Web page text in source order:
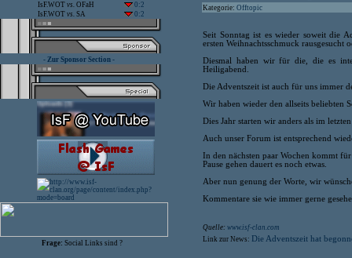
IsF.WOT vs. OFaH
0:2
IsF.WOT vs. SA 0:2
- Zur Sponsor Section -
Frage: Social Links sind ?
Kategorie: Offtopic
Seit Sonntag ist es wieder soweit die
ersten Weihnachtsschmuck rausgesucht
Diesmal haben wir für die, die es
Heiligabend.
Die Adventszeit ist auch für uns immer
Wir haben wieder den allseits beliebten
Dies Jahr starten wir anders als im
Auch unser Forum ist entsprechend
In den nächsten paar Wochen kommt
Pause gehen dauert es noch etwas.
Aber nun genung der Worte, wir
Kommentare sie wie immer gerne
Quelle: www.isf-clan.com
Link zur News: Die Adventszeit hat